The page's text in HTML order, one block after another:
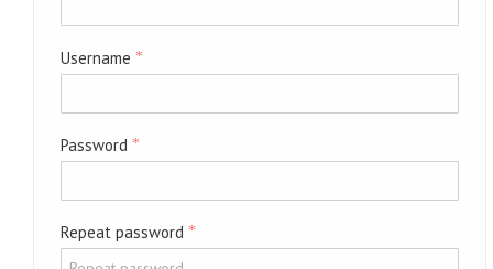
Username *
Password *
Repeat password *